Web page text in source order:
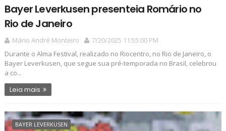
Bayer Leverkusen presenteia Romário no
Rio de Janeiro
Mário André Monteiro
7/20/2025 11:55:00 PM
Durante o Alma Festival, realizado no Riocentro, no Rio de Janeiro, o
Bayer Leverkusen, que segue sua pré-temporada no Brasil, celebrou
a co...
Leia mais
BAYER LEVERKUSEN